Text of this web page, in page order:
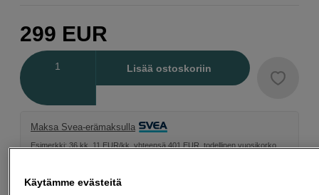
299 EUR
Lisää ostoskoriin
Maksa Svea-erämaksulla
Esimerkki: 36 kk, 11 EUR/kk, yhteensä 401 EUR, todellinen vuosikorko
Käytämme evästeitä